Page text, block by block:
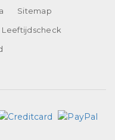
Sitemap
Leeftijdscheck